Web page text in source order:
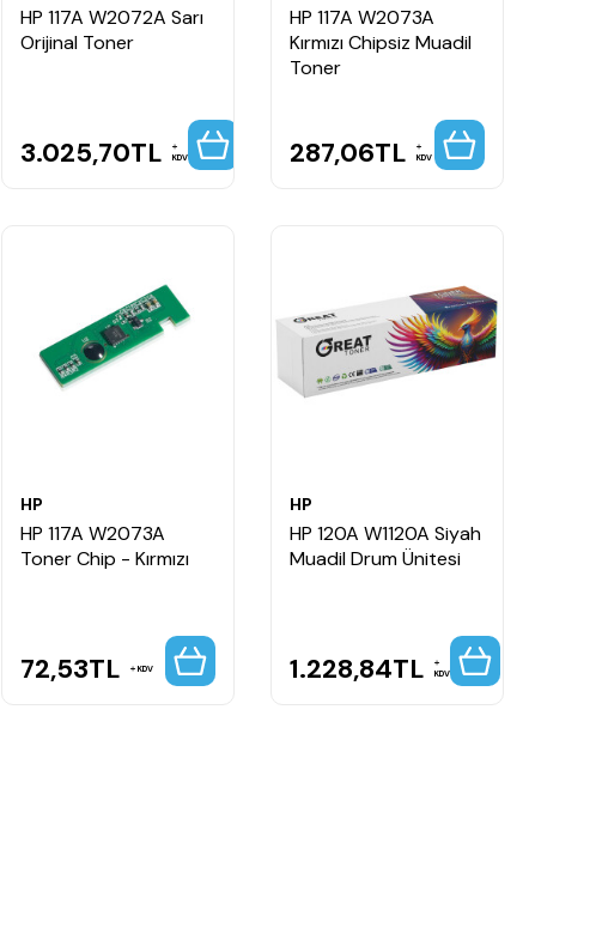
HP 117A W2072A Sarı
Orijinal Toner
3.025,70TL KDV
HP 117A W2073A
Kırmızı Chipsiz Muadil
Toner
287,06TL KDV
HP
HP 117A W2073A
Toner Chip - Kırmızı
72,53TL KDV
HP
HP 120A W1120A Siyah
Muadil Drum Ünitesi
1.228,84TL KDV